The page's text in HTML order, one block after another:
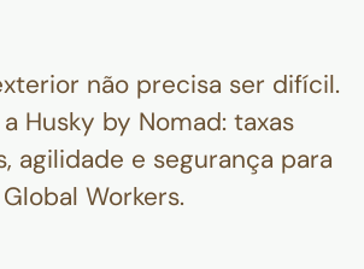
não precisa ser difícil.
Husky by Nomad: taxas
agilidade e segurança para
Global Workers.